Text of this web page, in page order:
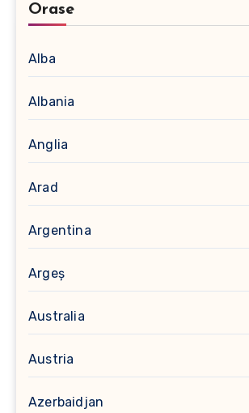
Orase
Alba
Albania
Anglia
Arad
Argentina
Argeș
Australia
Austria
Azerbaidjan